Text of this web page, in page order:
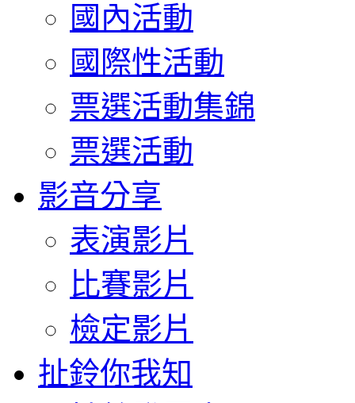
國內活動
國際性活動
票選活動集錦
票選活動
影音分享
表演影片
比賽影片
檢定影片
扯鈴你我知